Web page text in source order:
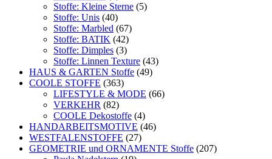
Stoffe: Kleine Sterne (5)
Stoffe: Unis (40)
Stoffe: Marbled (67)
Stoffe: BATIK (42)
Stoffe: Dimples (3)
Stoffe: Linnen Texture (43)
HAUS & GARTEN Stoffe (49)
COOLE STOFFE (363)
LIFESTYLE & MODE (66)
VERKEHR (82)
COOLE Dekostoffe (4)
HANDARBEITSMOTIVE (46)
WESTFALENSTOFFE (27)
GEOMETRIE und ORNAMENTE Stoffe (207)